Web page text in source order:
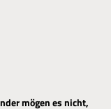
mögen es nicht,